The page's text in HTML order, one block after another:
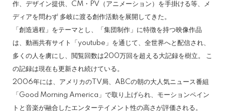
作、デザイン提供、CM・PV（アニメーション）を手掛ける等、メ
ディアを問わず 多岐に渡る創作活動を展開してきた。
「創造過程」をテーマとし、「集団制作」に特徴を持つ映像作品
は、動画共有サイト「youtube」を通じて、全世界へと配信され、
多くの人を虜にし、閲覧回数は200万回を超える大記録を樹立。 こ
の記録は現在も更新され続けている。
2006年には、アメリカのTV局、ABCの朝の大人気ニュース番組
「Good Morning America」で取り上げられ、モーションペイン
トと音楽が融合したエンターテイメント性の高さが評価される。